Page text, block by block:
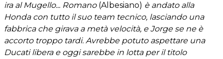
ira al Mugello... Romano(Albesiano) è andato alla
Honda con tutto il suo team tecnico, lasciando una
fabbrica che girava a metà velocità, e Jorge se ne è
accorto troppo tardi. Avrebbe potuto aspettare una
Ducati libera e oggi sarebbe in lotta per il titolo